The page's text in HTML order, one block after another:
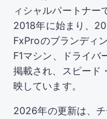
ィシャルパートナー
2018年に始まり、
FxProのブランディ
F1マシン、ドライバ
掲載され、スピード
映しています。
2026年の更新は、